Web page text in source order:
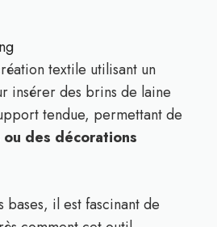
textile utilisant un
insérer des brins de laine
tendue, permettant de
des décorations
bases, il est fascinant de